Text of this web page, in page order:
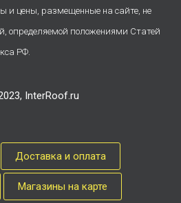
и цены, размещенные на сайте, не
определяемой положениями Статей
РФ.
InterRoof.ru
Доставка и оплата
Магазины на карте